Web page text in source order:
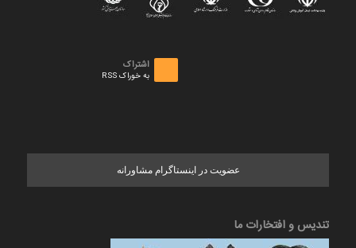
اشتراک
به خوراک RSS
عضویت در اینستاگرام مشاورانه
تندیس و افتخارات ما